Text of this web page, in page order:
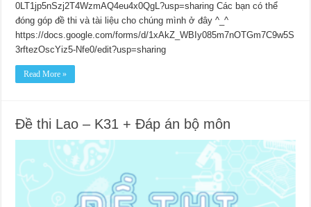
0LT1jp5nSzj2T4WzmAQ4eu4x0QgL?usp=sharing Các bạn có thể
đóng góp đề thi và tài liệu cho chúng mình ở đây ^_^
https://docs.google.com/forms/d/1xAkZ_WBIy085m7nOTGm7C9w5S
3rftezOscYiz5-Nfe0/edit?usp=sharing
Read More »
Đề thi Lao – K31 + Đáp án bộ môn